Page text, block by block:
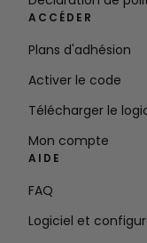
ACCÉDER
Plans d'adhésion
Activer le code
Télécharger le
Mon compte
AIDE
FAQ
Logiciel et